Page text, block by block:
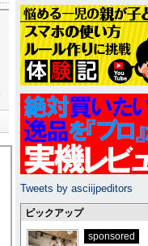
Tweets by asciijpeditors
ピックアップ
sponsored